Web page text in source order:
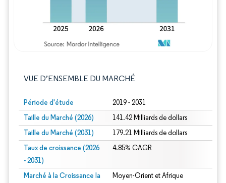
VUE D’ENSEMBLE DU MARCHÉ
Période d'étude 2019 - 2031
Taille du Marché (2026) 141.42 Milliards de dollars
Taille du Marché (2031) 179.21 Milliards de dollars
Taux de croissance (2026
- 2031)
4.85% CAGR
Marché à la Croissance la
Moyen-Orient et Afrique